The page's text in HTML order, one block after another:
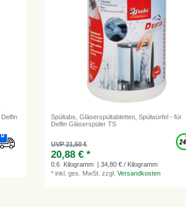
Spültabs, Gläserspültabletten, Spülwürfel - für
Delfin Gläserspüler TS
UVP 21,50 €
20,88 € *
0.6 Kilogramm | 34,80 € / Kilogramm
*inkl. ges. MwSt. zzgl.Versandkosten